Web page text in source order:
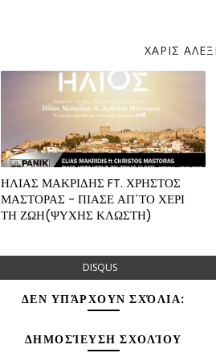
ΧΑΡΙΣ
ΗΛΙΑΣ ΜΑΚΡΙΔΗΣ FT. ΧΡΗΣΤΟΣ
ΜΑΣΤΟΡΑΣ - ΠΙΑΣΕ ΑΠ΄ΤΟ ΧΕΡΙ
ΤΗ ΖΩΗ(ΨΥΧΗΣ ΚΛΩΣΤΗ)
DISQUS
ΔΕΝ ΥΠΆΡΧΟΥΝ ΣΧΌΛΙΑ:
ΔΗΜΟΣΊΕΥΣΗ ΣΧΟΛΊΟΥ